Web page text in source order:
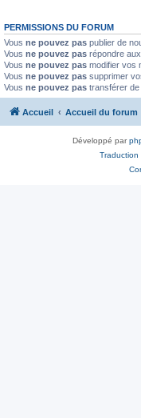
PERMISSIONS DU FORUM
Vous ne pouvez pas publier de
Vous ne pouvez pas répondre
Vous ne pouvez pas modifier vos
Vous ne pouvez pas supprimer
Vous ne pouvez pas transférer
Accueil Accueil du forum
Développé par
Traduction